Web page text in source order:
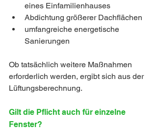
eines Einfamilienhauses
Abdichtung größerer Dachflächen
umfangreiche energetische
Sanierungen
Ob tatsächlich weitere Maßnahmen
erforderlich werden, ergibt sich aus der
Lüftungsberechnung.
Gilt die Pflicht auch für einzelne
Fenster?